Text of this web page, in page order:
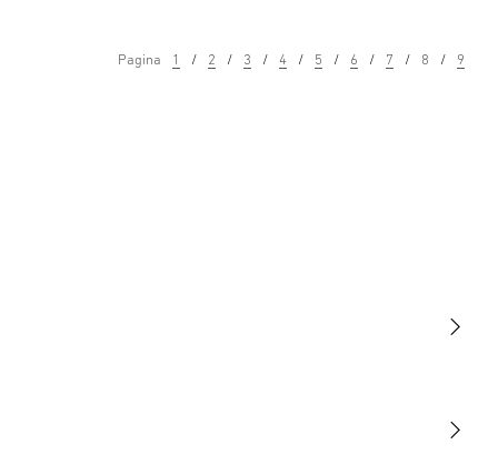
Pagina 1 2 3 4 5 6 7 8 9